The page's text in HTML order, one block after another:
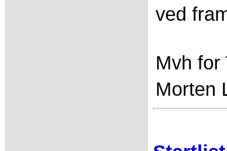
ved
Mvh
Morten